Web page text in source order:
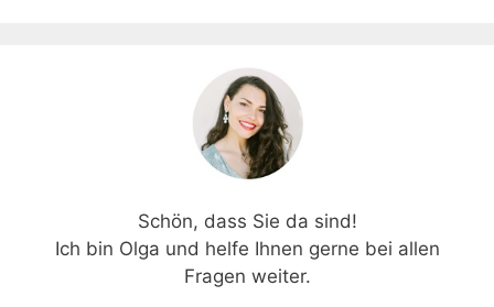
Schön, dass Sie da sind!
Ich bin Olga und helfe Ihnen gerne bei allen
Fragen weiter.